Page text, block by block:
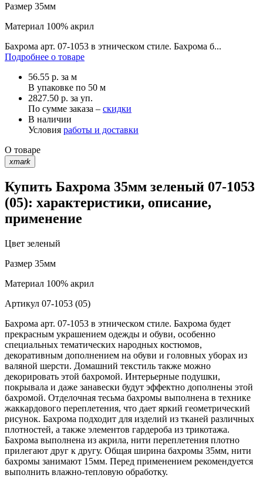
Размер 35мм
Материал 100% акрил
Бахрома арт. 07-1053 в этническом стиле. Бахрома б...
Подробнее о товаре
56.55 р. за м
В упаковке по 50 м
2827.50 р. за уп.
По сумме заказа – скидки
В наличии
Условия работы и доставки
О товаре
xmark
Купить Бахрома 35мм зеленый 07-1053
(05): характеристики, описание,
применение
Цвет зеленый
Размер 35мм
Материал 100% акрил
Артикул 07-1053 (05)
Бахрома арт. 07-1053 в этническом стиле. Бахрома будет
прекрасным украшением одежды и обуви, особенно
специальных тематических народных костюмов,
декоративным дополнением на обуви и головных уборах из
валяной шерсти. Домашний текстиль также можно
декорировать этой бахромой. Интерьерные подушки,
покрывала и даже занавески будут эффектно дополнены этой
бахромой. Отделочная тесьма бахромы выполнена в технике
жаккардового переплетения, что дает яркий геометрический
рисунок. Бахрома подходит для изделий из тканей различных
плотностей, а также элементов гардероба из трикотажа.
Бахрома выполнена из акрила, нити переплетения плотно
прилегают друг к другу. Общая ширина бахромы 35мм, нити
бахромы занимают 15мм. Перед применением рекомендуется
выполнить влажно-тепловую обработку.